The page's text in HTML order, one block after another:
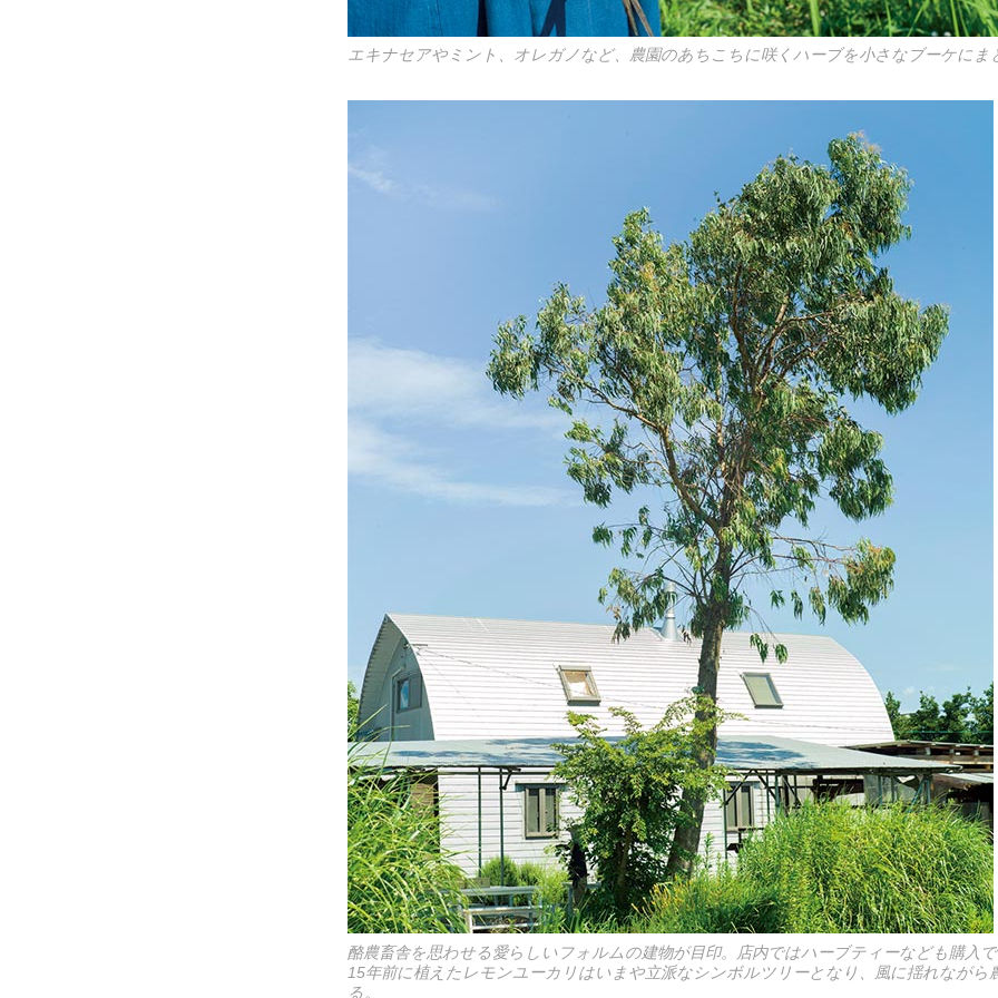
エキナセアやミント、オレガノなど、農園のあちこちに咲くハーブを小さなブーケにま
酪農畜舎を思わせる愛らしいフォルムの建物が目印。店内ではハーブティーなども購入
15年前に植えたレモンユーカリはいまや立派なシンボルツリーとなり、風に揺れながら
る。